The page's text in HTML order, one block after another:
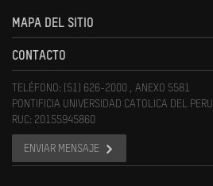
MAPA DEL SITIO
CONTACTO
TELÉFONO: (51) 626-2000 , ANEXO 5581
PONTIFICIA UNIVERSIDAD CATOLICA DEL PERU
RUC: 20155945860
ENVIAR MENSAJE